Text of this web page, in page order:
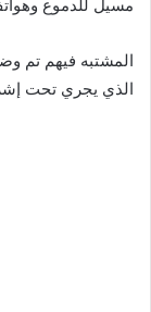
مسيل للدموع
المشتبه فيهم تم
الذي يجري تحت